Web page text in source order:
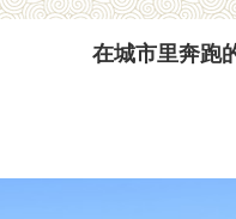
在城市里奔跑